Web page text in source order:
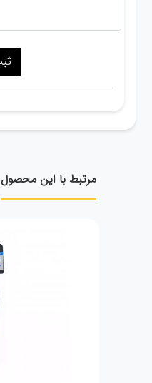
مرتبط با این محصول